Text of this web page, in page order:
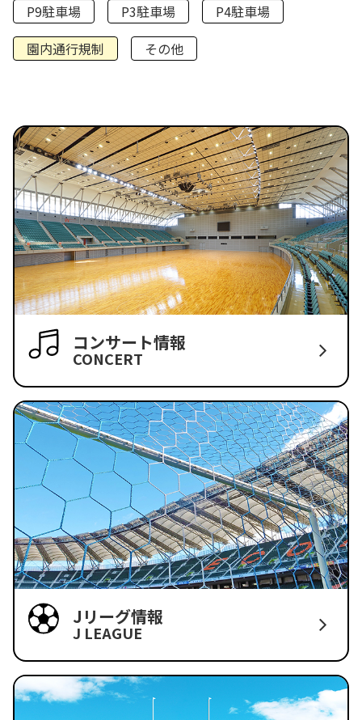
P9駐車場
P3駐車場
P4駐車場
園内通行規制
その他
コンサート情報
CONCERT
Jリーグ情報
J LEAGUE